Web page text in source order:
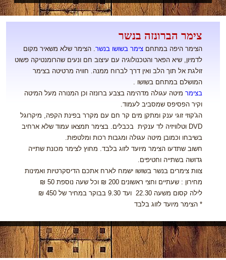
צימר הברונזה בנשר
הצימר היפה במתחם צימר בשושו בנשר. הצימר שלא משאיר מקום
לדמיון, שיא הפאר והטכנולוגיה עם עיצוב חם ונעים שהרומנטיקה פשוט
זולגת אל תוך הלב ואין דרך לברוח ממנה. חוויה מרטיטה בצימר
המושלם במתחם בשושו .
בצימר מיטה עגולה מדהימה בצבע ברונזה וכן המנורה מעל המיטה
וקיר הפסיפס שמסביב לעמוד.
הג'קוזי זוגי ענק ומתקן מים קר חם עם מקרר בפינת הקפה, מיקרוגל
DVD וטלוויזיה לד ענקית בכבלים. בצימר תמצאו עמוד שלא ארחיב
בשיבחו וכמובן מיטה עגולה ומגבות רכות ומלטפות.
חשוב שתדעו הצימר מיועד לזוג בלבד. מחוץ לצימר מכונת שתייה
גדושה בשתייה וחטיפים.
צוות צימרים בנשר בשושו ישמח לארח אתכם הדיסקרטיות ואמינות
מחירון : שעתיים וחצי ראשונים 200 ₪ וכל שעה נוספת 50 ₪
לילה קסום משעה 22.30 ועד 9.30 בבוקר במחיר של 450 ₪
* הצימר מיועד לזוג בלבד